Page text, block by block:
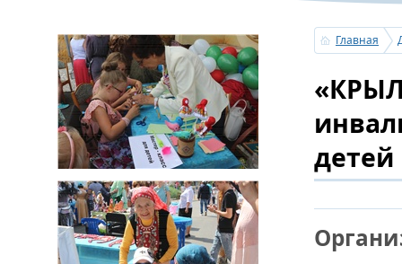
«УРАЛ»
ОГОНЬ -
Главная
детей